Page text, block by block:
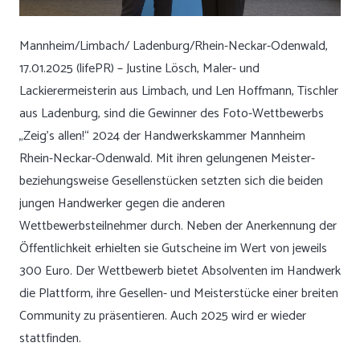
Mannheim/Limbach/ Ladenburg/Rhein-Neckar-Odenwald,
17.01.2025 (lifePR) – Justine Lösch, Maler- und
Lackierermeisterin aus Limbach, und Len Hoffmann, Tischler
aus Ladenburg, sind die Gewinner des Foto-Wettbewerbs
„Zeig’s allen!“ 2024 der Handwerkskammer Mannheim
Rhein-Neckar-Odenwald. Mit ihren gelungenen Meister-
beziehungsweise Gesellenstücken setzten sich die beiden
jungen Handwerker gegen die anderen
Wettbewerbsteilnehmer durch. Neben der Anerkennung der
Öffentlichkeit erhielten sie Gutscheine im Wert von jeweils
300 Euro. Der Wettbewerb bietet Absolventen im Handwerk
die Plattform, ihre Gesellen- und Meisterstücke einer breiten
Community zu präsentieren. Auch 2025 wird er wieder
stattfinden.